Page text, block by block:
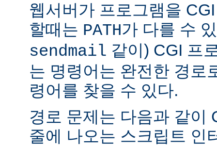
웹서버가 프로그램을
할때는 PATH가 다를 수
sendmail 같이) CGI 프
는 명령어는 완전한 경로
령어를 찾을 수 있다.
경로 문제는 다음과 같이
줄에 나오는 스크립트 인